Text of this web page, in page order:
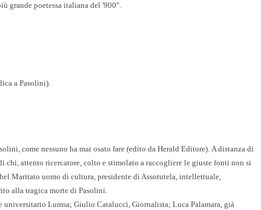
grande poetessa italiana del '900".
a Pasolini).
come nessuno ha mai osato fare (edito da Herald Editore). A distanza di
chi, attento ricercatore, colto e stimolato a raccogliere le giuste fonti non si
Maritato uomo di cultura, presidente di Assotutela, intellettuale,
alla tragica morte di Pasolini.
universitario Lumsa; Giulio Catalucci, Giornalista; Luca Palamara, già